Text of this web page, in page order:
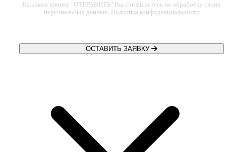
Нажимая кнопку "ОТПРАВИТЬ" Вы соглашаетесь на обработку своих
персональных данных. Политика конфиденциальности
ОСТАВИТЬ ЗАЯВКУ